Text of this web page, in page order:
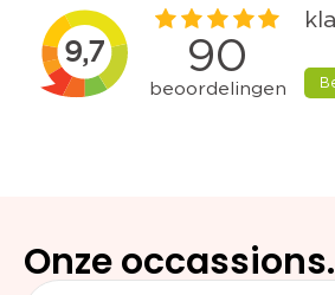
Onze occassions.